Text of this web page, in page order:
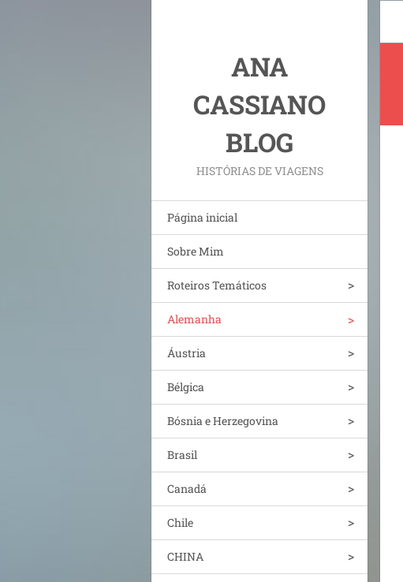
ANA
CASSIANO
BLOG
HISTÓRIAS DE VIAGENS
Página inicial
Sobre Mim
Roteiros Temáticos
Alemanha
Áustria
Bélgica
Bósnia e Herzegovina
Brasil
Canadá
Chile
CHINA